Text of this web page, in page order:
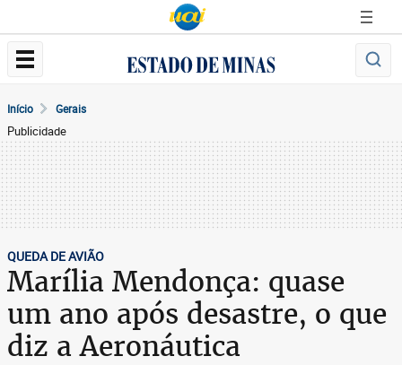
Início Gerais
Publicidade
QUEDA DE AVIÃO
Marília Mendonça: quase
um ano após desastre, o que
diz a Aeronáutica